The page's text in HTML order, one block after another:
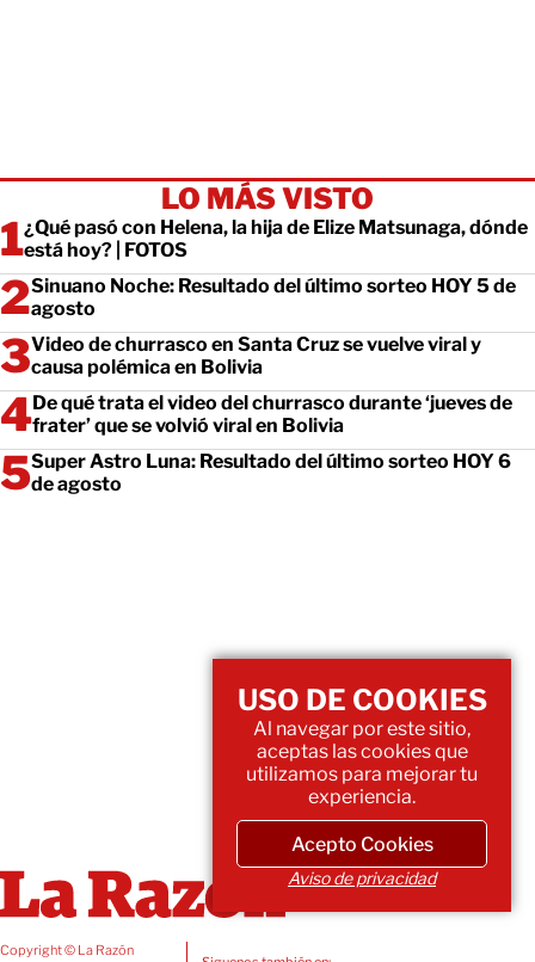
LO MÁS VISTO
¿Qué pasó con Helena, la hija de Elize Matsunaga, dónde
está hoy? | FOTOS
Sinuano Noche: Resultado del último sorteo HOY 5 de
agosto
Video de churrasco en Santa Cruz se vuelve viral y
causa polémica en Bolivia
De qué trata el video del churrasco durante ‘jueves de
frater’ que se volvió viral en Bolivia
Super Astro Luna: Resultado del último sorteo HOY 6
de agosto
Copyright © La Razón
USO DE COOKIES
Al navegar por este sitio,
aceptas las cookies que
utilizamos para mejorar tu
experiencia.
Acepto Cookies
Aviso de privacidad